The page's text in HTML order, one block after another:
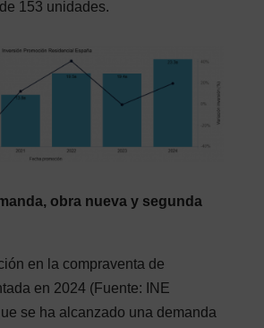
153 unidades.
obra nueva y segunda
en la compraventa de
en 2024 (Fuente: INE
se ha alcanzado una demanda